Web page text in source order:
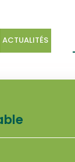
ACTUALITÉS